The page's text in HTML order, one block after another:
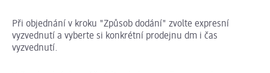
Při objednání v kroku "Způsob dodání" zvolte expresní
vyzvednutí a vyberte si konkrétní prodejnu dm i čas
vyzvednutí.